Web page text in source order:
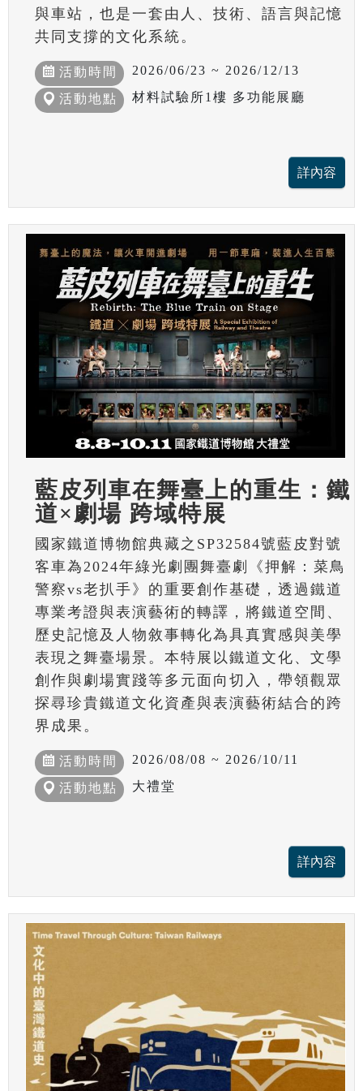
與車站，也是一套由人、技術、語言與記憶
共同支撐的文化系統。
活動時間 2026/06/23 ~ 2026/12/13
活動地點 材料試驗所1樓 多功能展廳
藍皮列車在舞臺上的重生：鐵
道×劇場 跨域特展
國家鐵道博物館典藏之SP32584號藍皮對號
客車為2024年綠光劇團舞臺劇《押解：菜鳥
警察vs老扒手》的重要創作基礎，透過鐵道
專業考證與表演藝術的轉譯，將鐵道空間、
歷史記憶及人物敘事轉化為具真實感與美學
表現之舞臺場景。本特展以鐵道文化、文學
創作與劇場實踐等多元面向切入，帶領觀眾
探尋珍貴鐵道文化資產與表演藝術結合的跨
界成果。
活動時間 2026/08/08 ~ 2026/10/11
活動地點 大禮堂